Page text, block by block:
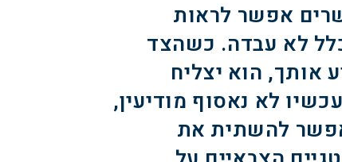
אפשר לראות
לא עבדה. כשהצד
אותך, הוא יצליח
לא נאסוף מודיעין,
להשתית את